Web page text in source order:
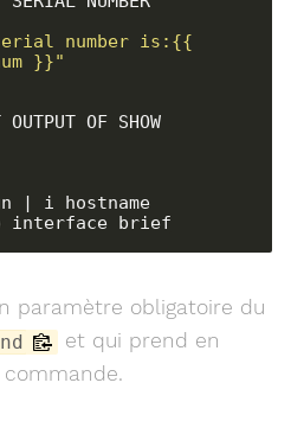
number is:{{
}}"
ip interface brief
paramètre obligatoire du
et qui prend en